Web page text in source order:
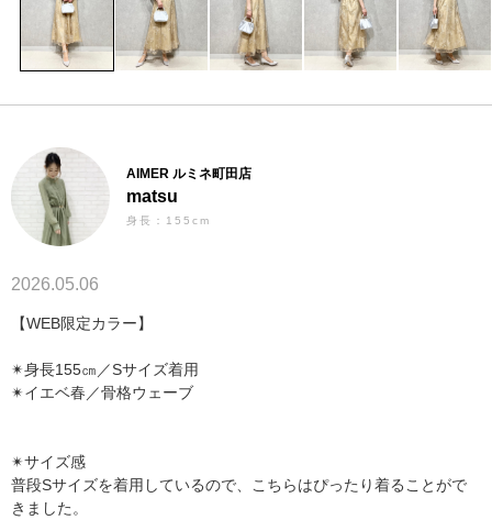
AIMER ルミネ町田店
matsu
身長：155cm
2026.05.06
【WEB限定カラー】
✴︎身長155㎝／Sサイズ着用
✴︎イエベ春／骨格ウェーブ
✴︎サイズ感
普段Sサイズを着用しているので、こちらはぴったり着ることがで
きました。